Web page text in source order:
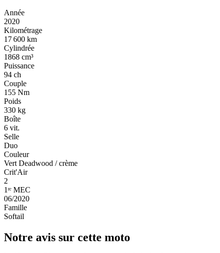
Année
2020
Kilométrage
17 600 km
Cylindrée
1868 cm³
Puissance
94 ch
Couple
155 Nm
Poids
330 kg
Boîte
6 vit.
Selle
Duo
Couleur
Vert Deadwood / crème
Crit'Air
2
1ʳᵉ MEC
06/2020
Famille
Softail
Notre avis sur cette moto